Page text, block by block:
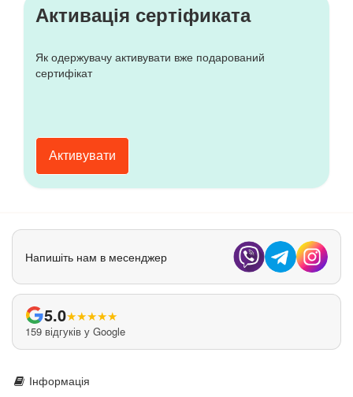
Активація сертіфиката
Як одержувачу активувати вже подарований
сертифікат
Активувати
Напишіть нам в месенджер
5.0★★★★★
159 відгуків у Google
Інформація